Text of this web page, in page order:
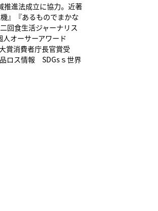
推進法成立に協力。近著
』『あるものでまかな
回食生活ジャーナリス
オーサーアワード
賞消費者庁長官賞受
ロス情報 SDGsｓ世界